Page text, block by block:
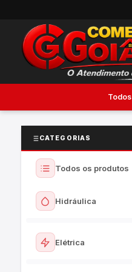
Todos
CATEGORIAS
Todos os produtos
Hidráulica
Ver todos
Elétrica